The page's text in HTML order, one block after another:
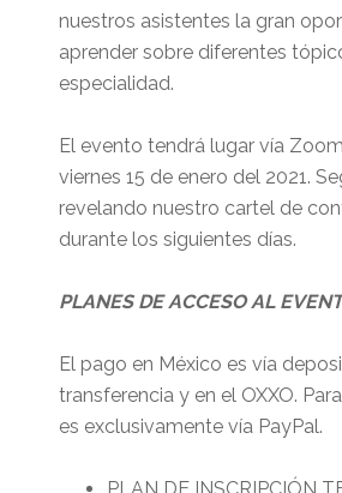
nuestros asistentes la gran
aprender sobre diferentes
especialidad.
El evento tendrá lugar vía
viernes 15 de enero del 2021.
revelando nuestro cartel de
durante los siguientes días.
PLANES DE ACCESO AL
El pago en México es vía
transferencia y en el OXXO.
es exclusivamente vía PayPal.